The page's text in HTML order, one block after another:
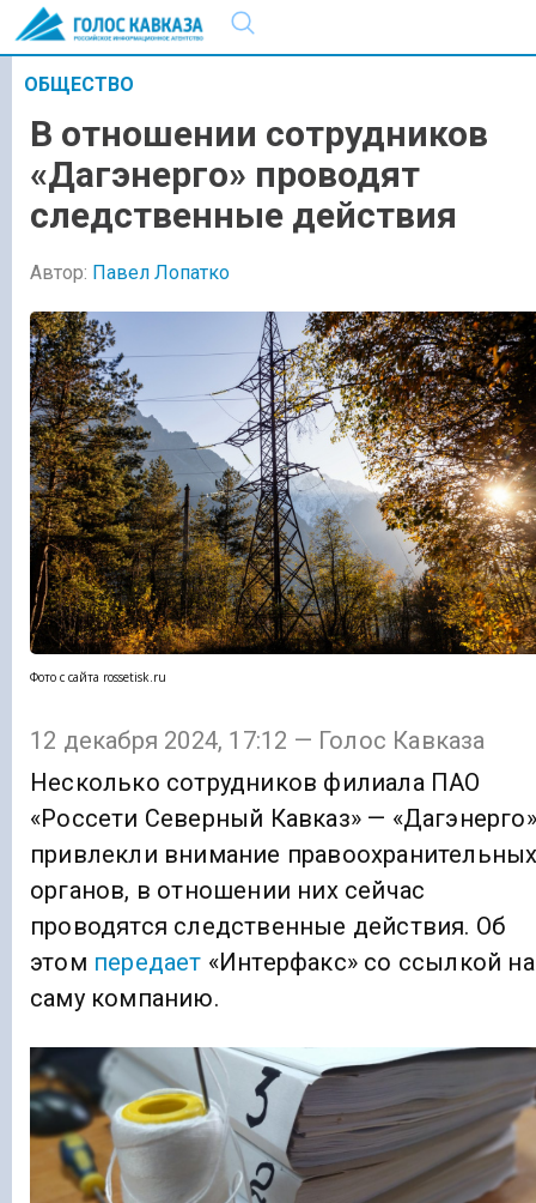
ОБЩЕСТВО
В отношении сотрудников
«Дагэнерго» проводят
следственные действия
Автор: Павел Лопатко
Фото с сайта rossetisk.ru
12 декабря 2024, 17:12 — Голос Кавказа
Несколько сотрудников филиала ПАО
«Россети Северный Кавказ» — «Дагэнерго»
привлекли внимание
органов, в отношении них сейчас
проводятся следственные действия. Об
этом передает «Интерфакс» со ссылкой на
саму компанию.